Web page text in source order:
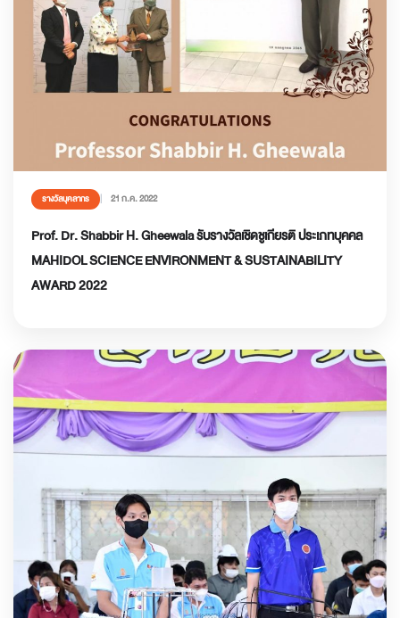
รางวัลบุคลากร 21 ก.ค. 2022
Prof. Dr. Shabbir H. Gheewala รับรางวัลเชิดชูเกียรติ ประเภทบุคคล
MAHIDOL SCIENCE ENVIRONMENT & SUSTAINABILITY
AWARD 2022